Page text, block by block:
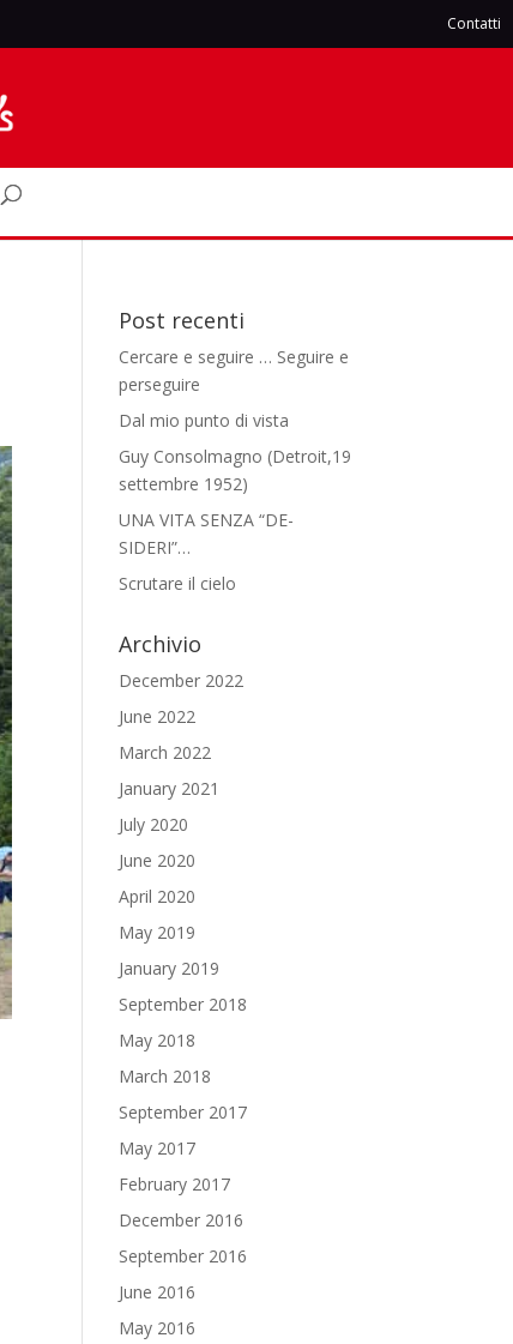
Contatti
Post recenti
Cercare e seguire … Seguire e
perseguire
Dal mio punto di vista
Guy Consolmagno (Detroit,19
settembre 1952)
UNA VITA SENZA “DE-
SIDERI”…
Scrutare il cielo
Archivio
December 2022
June 2022
March 2022
January 2021
July 2020
June 2020
April 2020
May 2019
January 2019
September 2018
May 2018
March 2018
September 2017
May 2017
February 2017
December 2016
September 2016
June 2016
May 2016